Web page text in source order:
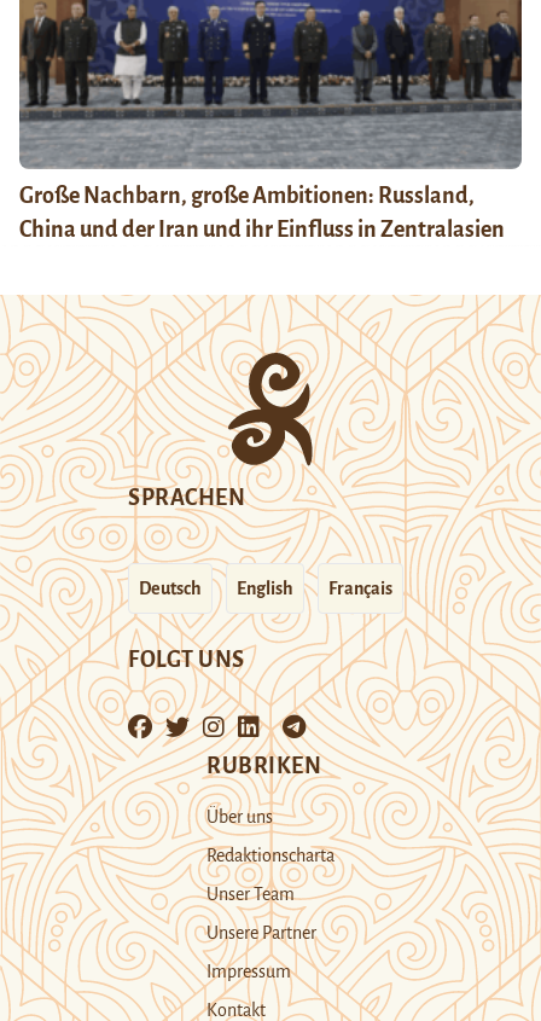
Große Nachbarn, große Ambitionen: Russland,
China und der Iran und ihr Einfluss in Zentralasien
SPRACHEN
Deutsch English Français
FOLGT UNS
RUBRIKEN
Über uns
Redaktionscharta
Unser Team
Unsere Partner
Impressum
Kontakt